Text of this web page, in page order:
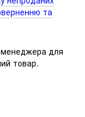
та
для
товар.